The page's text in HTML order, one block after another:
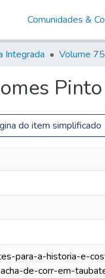
Comunidades &
Integrada
do item simplificado
para-a-historia-e-
de-corr-em-